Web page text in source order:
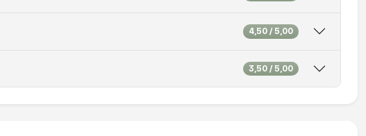
4,50 / 5,00
3,50 / 5,00